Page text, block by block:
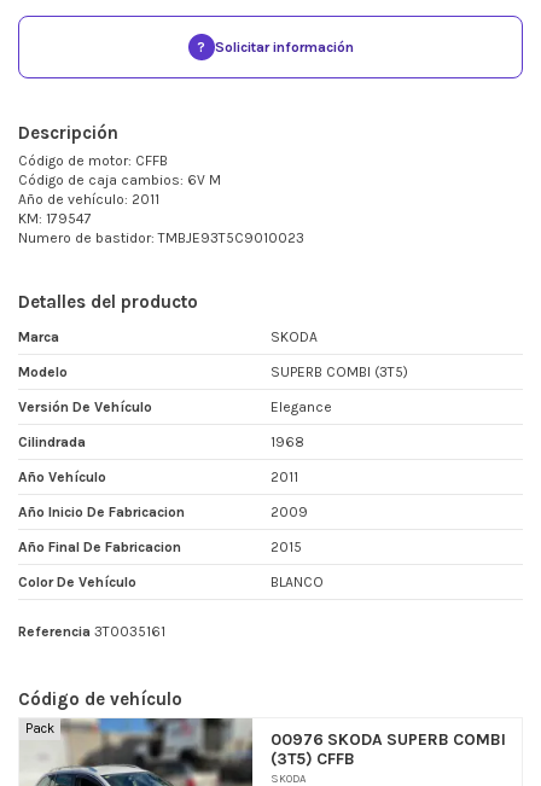
? Solicitar información
Descripción
Código de motor: CFFB
Código de caja cambios: 6V M
Año de vehículo: 2011
KM: 179547
Numero de bastidor: TMBJE93T5C9010023
Detalles del producto
Marca SKODA
Modelo SUPERB COMBI (3T5)
Versión De Vehículo Elegance
Cilindrada 1968
Año Vehículo 2011
Año Inicio De Fabricacion 2009
Año Final De Fabricacion 2015
Color De Vehículo BLANCO
Referencia 3T0035161
Código de vehículo
Pack
00976 SKODA SUPERB COMBI
(3T5) CFFB
SKODA